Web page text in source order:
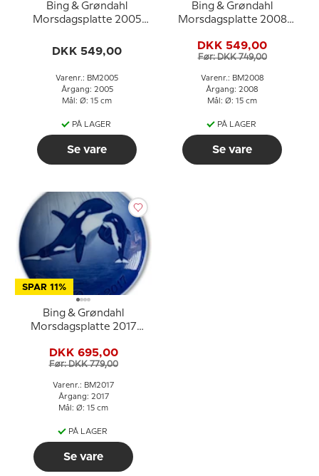
Bing & Grøndahl
Morsdagsplatte 2005
DKK 549,00
Varenr.: BM2005
Årgang: 2005
Mål: Ø: 15 cm
PÅ LAGER
Se vare
Bing & Grøndahl
Morsdagsplatte 2008
DKK 549,00
Før: DKK 749,00
Varenr.: BM2008
Årgang: 2008
Mål: Ø: 15 cm
PÅ LAGER
Se vare
SPAR 11%
Bing & Grøndahl
Morsdagsplatte 2017
DKK 695,00
Før: DKK 779,00
Varenr.: BM2017
Årgang: 2017
Mål: Ø: 15 cm
PÅ LAGER
Se vare